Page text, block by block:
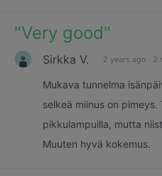
"Very good"
Sirkka V. 2 years ago · 2
Mukava tunnelma
selkeä miinus on
pikkulampuilla, mutta
Muuten hyvä kokemus.